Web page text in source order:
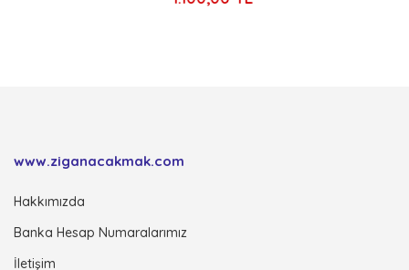
www.ziganacakmak.com
Hakkımızda
Banka Hesap Numaralarımız
İletişim